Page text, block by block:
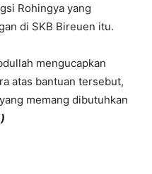
Rohingya yang
di SKB Bireuen itu.
mengucapkan
atas bantuan tersebut,
memang dibutuhkan